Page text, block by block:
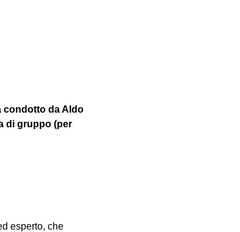
condotto da Aldo
di gruppo (per
esperto, che